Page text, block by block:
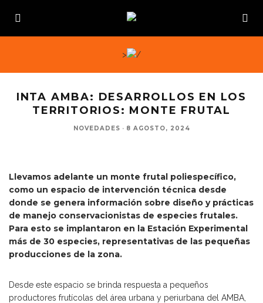
>
INTA AMBA: DESARROLLOS EN LOS
TERRITORIOS: MONTE FRUTAL
NOVEDADES · 8 AGOSTO, 2024
Llevamos adelante un monte frutal poliespecífico,
como un espacio de intervención técnica desde
donde se genera información sobre diseño y prácticas
de manejo conservacionistas de especies frutales.
Para esto se implantaron en la Estación Experimental
más de 30 especies, representativas de las pequeñas
producciones de la zona.
Desde este espacio se brinda respuesta a pequeños
productores frutícolas del área urbana y periurbana del AMBA,